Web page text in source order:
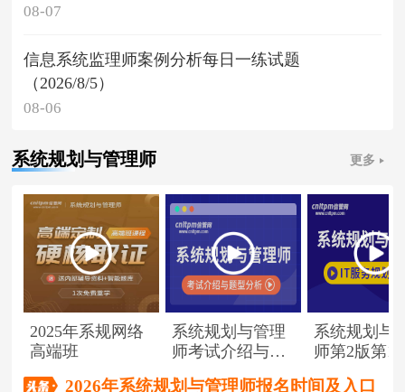
08-07
信息系统监理师案例分析每日一练试题
（2026/8/5）
08-06
系统规划与管理师 更多
2025年系规网络
高端班
系统规划与管理
师考试介绍与题
系统规划与
师第2版第1
2026年系统规划与管理师报名时间及入口